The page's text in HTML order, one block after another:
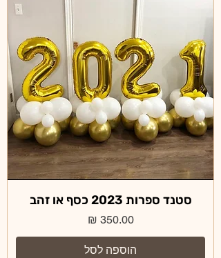
סטנד ספרות 2023 כסף או זהב
מחיר‏350.00 ‏₪
הוספה לסל